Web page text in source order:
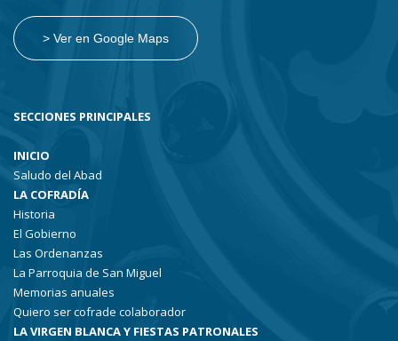
> Ver en Google Maps
SECCIONES PRINCIPALES
INICIO
Saludo del Abad
LA COFRADÍA
Historia
El Gobierno
Las Ordenanzas
La Parroquia de San Miguel
Memorias anuales
Quiero ser cofrade colaborador
LA VIRGEN BLANCA Y FIESTAS PATRONALES